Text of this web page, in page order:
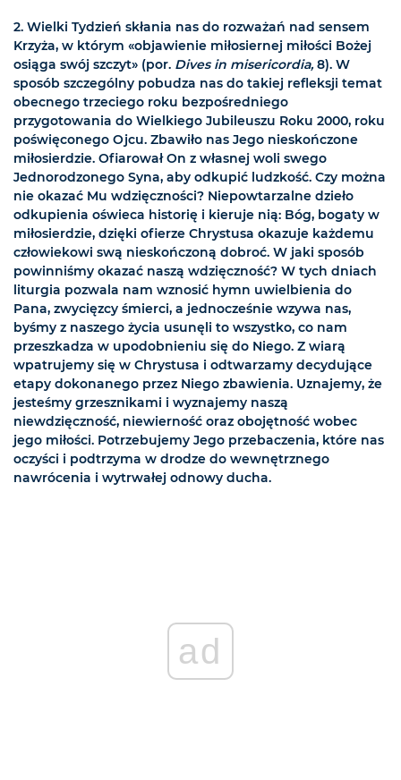
2. Wielki Tydzień skłania nas do rozważań nad sensem
Krzyża, w którym «objawienie miłosiernej miłości Bożej
osiąga swój szczyt» (por. Dives in misericordia,8). W
sposób szczególny pobudza nas do takiej refleksji temat
obecnego trzeciego roku bezpośredniego
przygotowania do Wielkiego Jubileuszu Roku 2000, roku
poświęconego Ojcu. Zbawiło nas Jego nieskończone
miłosierdzie. Ofiarował On z własnej woli swego
Jednorodzonego Syna, aby odkupić ludzkość. Czy można
nie okazać Mu wdzięczności? Niepowtarzalne dzieło
odkupienia oświeca historię i kieruje nią: Bóg, bogaty w
miłosierdzie, dzięki ofierze Chrystusa okazuje każdemu
człowiekowi swą nieskończoną dobroć. W jaki sposób
powinniśmy okazać naszą wdzięczność? W tych dniach
liturgia pozwala nam wznosić hymn uwielbienia do
Pana, zwycięzcy śmierci, a jednocześnie wzywa nas,
byśmy z naszego życia usunęli to wszystko, co nam
przeszkadza w upodobnieniu się do Niego. Z wiarą
wpatrujemy się w Chrystusa i odtwarzamy decydujące
etapy dokonanego przez Niego zbawienia. Uznajemy, że
jesteśmy grzesznikami i wyznajemy naszą
niewdzięczność, niewierność oraz obojętność wobec
jego miłości. Potrzebujemy Jego przebaczenia, które nas
oczyści i podtrzyma w drodze do wewnętrznego
nawrócenia i wytrwałej odnowy ducha.
ad